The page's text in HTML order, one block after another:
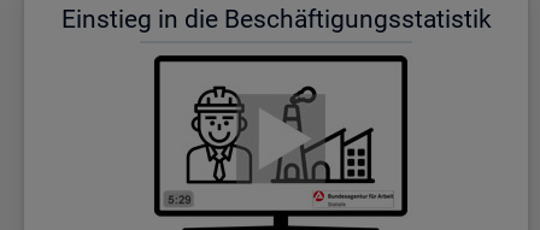
Ein­stieg in die Be­schäf­ti­gungs­sta­tis­tik